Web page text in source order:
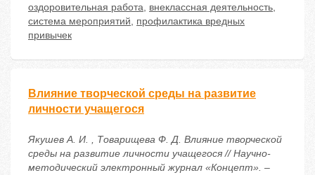
оздоровительная работа, внеклассная деятельность,
система мероприятий, профилактика вредных
привычек
Влияние творческой среды на развитие
личности учащегося
Якушев А. И. , Товарищева Ф. Д. Влияние творческой
среды на развитие личности учащегося // Научно-
методический электронный журнал «Концепт». –